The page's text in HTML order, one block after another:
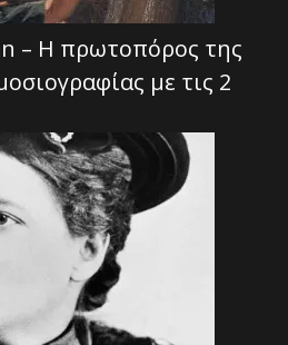
– Η πρωτοπόρος της
με τις 2